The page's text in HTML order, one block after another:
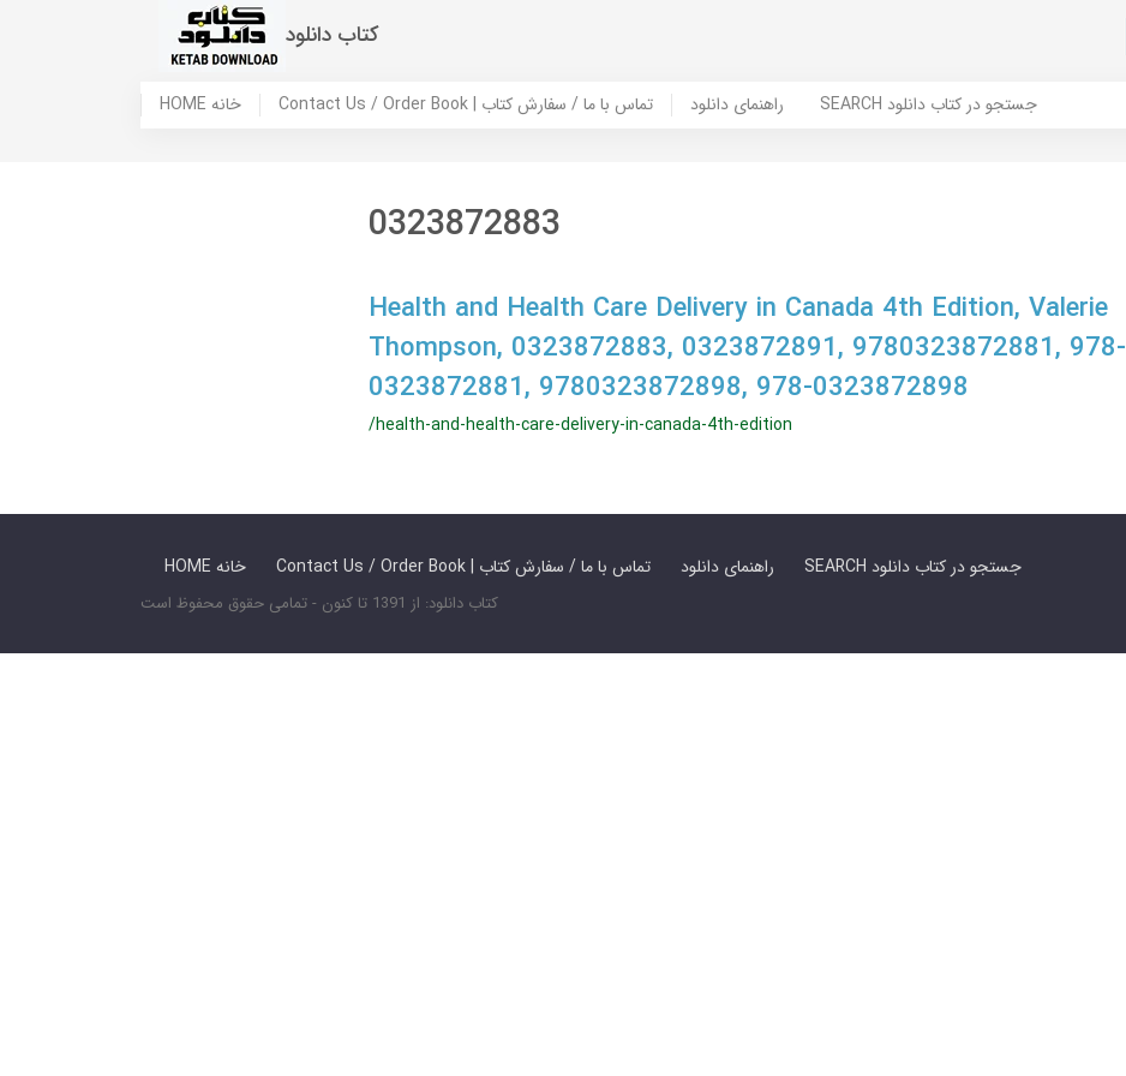
کتاب دانلود
HOME خانه Contact Us / Order Book | تماس با ما / سفارش کتاب راهنمای دانلود SEARCH جستجو در کتاب دانلود
0323872883
Health and Health Care Delivery in Canada 4th Edition, Valerie
Thompson, 0323872883, 0323872891, 9780323872881, 978-
0323872881, 9780323872898, 978-0323872898
/health-and-health-care-delivery-in-canada-4th-edition
HOME خانه Contact Us / Order Book | تماس با ما / سفارش کتاب راهنمای دانلود SEARCH جستجو در کتاب دانلود
کتاب دانلود: از 1391 تا کنون - تمامی حقوق محفوظ است